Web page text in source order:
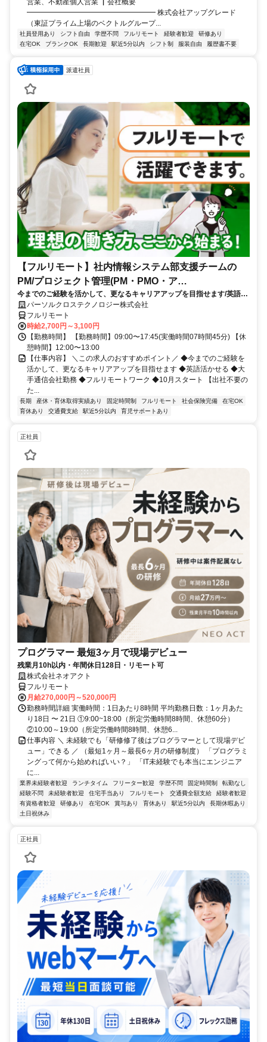
営業、不動産個人営業 ▏会社概要
━━━━━━━━━━━━━━━━━━ 株式会社アップグレード
（東証プライム上場のベクトルグループ...
社員登用あり シフト自由 学歴不問 フルリモート 経験者歓迎
研修あり
在宅OK
ブランクOK 長期歓迎 駅近5分以内 シフト制 服装自由 履歴書不要
派遣社員
【フルリモート】社内情報システム部支援チームの
PM/プロジェクト管理(PM・PMO・ア
シ)_N260774362
今までのご経験を活かして、更なるキャリアアップを目指せます/英語活
かせる/大手通信会社勤務/フルリモートワーク/10月スタート
パーソルクロステクノロジー株式会社
フルリモート
時給2,700円～3,100円
【勤務時間】 【勤務時間】09:00〜17:45(実働時間07時間45分) 【休
憩時間】12:00〜13:00
【仕事内容】 ＼この求人のおすすめポイント／ ◆今までのご経験を
活かして、更なるキャリアアップを目指せます ◆英語活かせる ◆大
手通信会社勤務 ◆フルリモートワーク ◆10月スタート 【出社不要の
た...
長期 産休・育休取得実績あり 固定時間制 フルリモート 社会保険完備
在宅OK
育休あり
交通費支給 駅近5分以内 育児サポートあり
正社員
プログラマー 最短3ヶ月で現場デビュー
残業月10h以内・年間休日128日・リモート可
株式会社ネオアクト
フルリモート
月給270,000円～520,000円
勤務時間詳細 実働時間：1日あたり8時間 平均勤務日数：1ヶ月あた
り18日 〜 21日 ①9:00~18:00（所定労働時間8時間、休憩60分）
②10:00～19:00（所定労働時間8時間、休憩6...
仕事内容 ＼ 未経験でも「研修修了後はプログラマーとして現場デビ
ュー」できる ／ （最短1ヶ月～最長6ヶ月の研修制度） 「プログラミ
ングって何から始めればいい？」 「IT未経験でも本当にエンジニア
に...
業界未経験者歓迎 ランチタイム フリーター歓迎 学歴不問 固定時間制
転勤なし
経験不問
未経験者歓迎 住宅手当あり フルリモート 交通費全額支給
経験者歓迎
有資格者歓迎
研修あり 在宅OK 賞与あり 育休あり 駅近5分以内
長期休暇あり
土日祝休み
正社員